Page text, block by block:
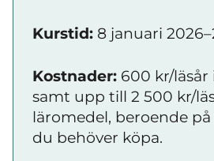
Kurstid: 8 januari
Kostnader: 600 kr/
samt upp till 2 500 kr/
läromedel, beroende
du behöver köpa.